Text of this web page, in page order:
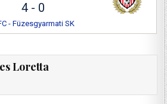
4 - 0
- Füzesgyarmati SK
Loretta